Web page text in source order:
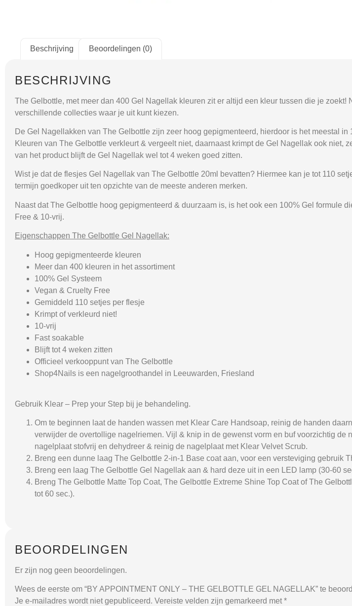
Beschrijving Beoordelingen (0)
BESCHRIJVING
The Gelbottle, met meer dan 400 Gel Nagellak kleuren zit er altijd een kleur tussen die je
verschillende collecties waar je uit kunt kiezen.
De Gel Nagellakken van The Gelbottle zijn zeer hoog gepigmenteerd, hierdoor is het meestal
Kleuren van The Gelbottle verkleurt & vergeelt niet, daarnaast krimpt de Gel Nagellak ook niet,
van het product blijft de Gel Nagellak wel tot 4 weken goed zitten.
Wist je dat de flesjes Gel Nagellak van The Gelbottle 20ml bevatten? Hiermee kan je tot 110
termijn goedkoper uit ten opzichte van de meeste anderen merken.
Naast dat The Gelbottle hoog gepigmenteerd & duurzaam is, is het ook een 100% Gel formule
Free & 10-vrij.
Eigenschappen The Gelbottle Gel Nagellak:
Hoog gepigmenteerde kleuren
Meer dan 400 kleuren in het assortiment
100% Gel Systeem
Vegan & Cruelty Free
Gemiddeld 110 setjes per flesje
Krimpt of verkleurd niet!
10-vrij
Fast soakable
Blijft tot 4 weken zitten
Officieel verkooppunt van The Gelbottle
Shop4Nails is een nagelgroothandel in Leeuwarden, Friesland
Gebruik Klear – Prep your Step bij je behandeling.
Om te beginnen laat de handen wassen met Klear Care Handsoap, reinig de handen
verwijder de overtollige nagelriemen. Vijl & knip in de gewenst vorm en buf voorzichtig de
nagelplaat stofvrij en dehydreer & reinig de nagelplaat met Klear Velvet Scrub.
Breng een dunne laag The Gelbottle 2-in-1 Base coat aan, voor een versteviging gebruik
Breng een laag The Gelbottle Gel Nagellak aan & hard deze uit in een LED lamp (30-60
Breng The Gelbottle Matte Top Coat, The Gelbottle Extreme Shine Top Coat of The
tot 60 sec.).
BEOORDELINGEN
Er zijn nog geen beoordelingen.
Wees de eerste om “BY APPOINTMENT ONLY – THE GELBOTTLE GEL NAGELLAK” te
Je e-mailadres wordt niet gepubliceerd. Vereiste velden zijn gemarkeerd met *